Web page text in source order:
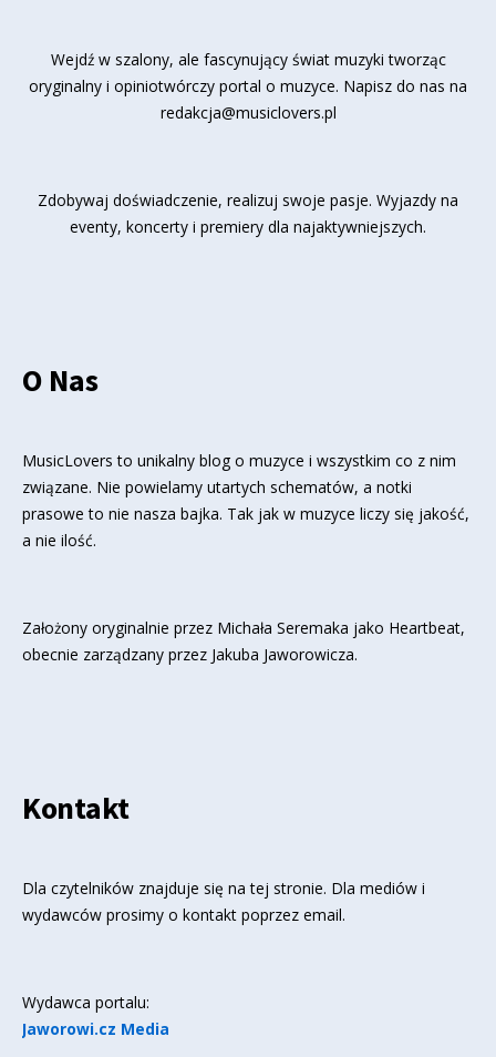
Wejdź w szalony, ale fascynujący świat muzyki tworząc
oryginalny i opiniotwórczy portal o muzyce. Napisz do nas na
redakcja@musiclovers.pl
Zdobywaj doświadczenie, realizuj swoje pasje. Wyjazdy na
eventy, koncerty i premiery dla najaktywniejszych.
O Nas
MusicLovers to unikalny blog o muzyce i wszystkim co z nim
związane. Nie powielamy utartych schematów, a notki
prasowe to nie nasza bajka. Tak jak w muzyce liczy się jakość,
a nie ilość.
Założony oryginalnie przez Michała Seremaka jako Heartbeat,
obecnie zarządzany przez Jakuba Jaworowicza.
Kontakt
Dla czytelników znajduje się na tej stronie. Dla mediów i
wydawców prosimy o kontakt poprzez email.
Wydawca portalu:
Jaworowi.cz Media